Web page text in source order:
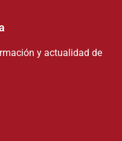
y actualidad de